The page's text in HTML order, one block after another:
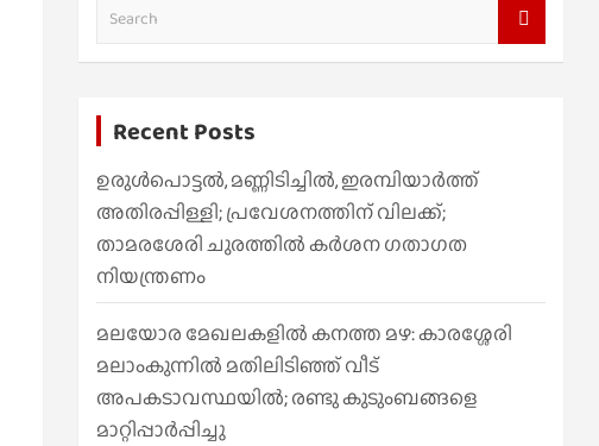
a
h
Recent Posts
ഉരുൾപൊട്ടൽ, മണ്ണിടിച്ചിൽ, ഇരമ്പിയാര്‍ത്ത്
അതിരപ്പിള്ളി; പ്രവേശനത്തിന് വിലക്ക്;
താമരശേരി ചുരത്തില്‍ കര്‍ശന ഗതാഗത
നിയന്ത്രണം
മലയോര മേഖലകളിൽ കനത്ത മഴ: കാരശ്ശേരി
മലാംകുന്നിൽ മതിലിടിഞ്ഞ് വീട്
അപകടാവസ്ഥയിൽ; രണ്ടു കുടുംബങ്ങളെ
മാറ്റിപ്പാർപ്പിച്ചു